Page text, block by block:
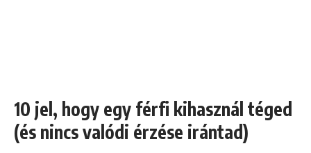
10 jel, hogy egy férfi kihasznál téged
(és nincs valódi érzése irántad)